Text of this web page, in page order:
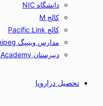
دانشگاه NIC
کالج M
کالج Pacific Link
مدارس وینیپگ Winnipeg
دبیرستان William Academy
تحصیل دراروپا